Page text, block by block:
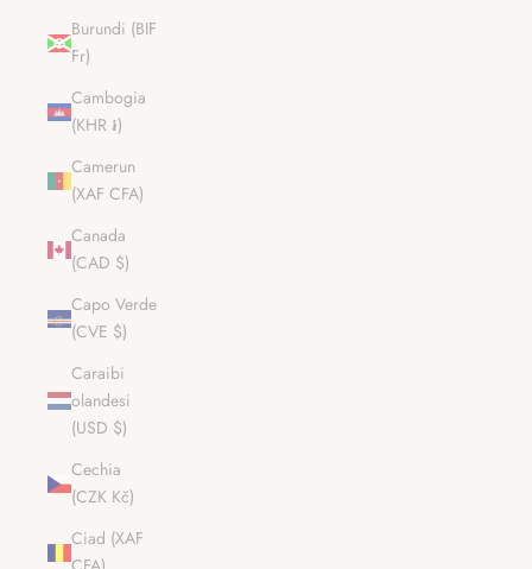
Burundi (BIF
Fr)
Cambogia
(KHR ៛)
Camerun
(XAF CFA)
Canada
(CAD $)
Capo Verde
(CVE $)
Caraibi
olandesi
(USD $)
Cechia
(CZK Kč)
Ciad (XAF